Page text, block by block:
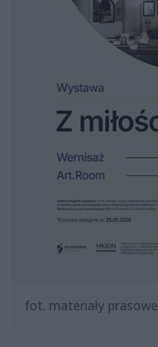
fot. materiały prasowe